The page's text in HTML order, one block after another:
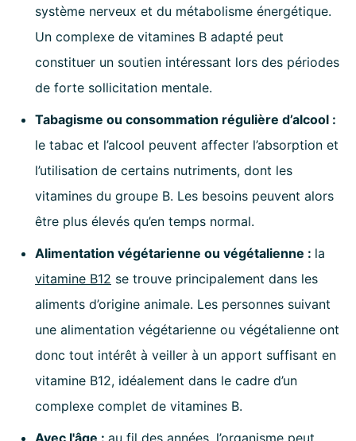
système nerveux et du métabolisme énergétique.
Un complexe de vitamines B adapté peut
constituer un soutien intéressant lors des périodes
de forte sollicitation mentale.
Tabagisme ou consommation régulière d’alcool :
le tabac et l’alcool peuvent affecter l’absorption et
l’utilisation de certains nutriments, dont les
vitamines du groupe B. Les besoins peuvent alors
être plus élevés qu’en temps normal.
Alimentation végétarienne ou végétalienne : la
vitamine B12 se trouve principalement dans les
aliments d’origine animale. Les personnes suivant
une alimentation végétarienne ou végétalienne ont
donc tout intérêt à veiller à un apport suffisant en
vitamine B12, idéalement dans le cadre d’un
complexe complet de vitamines B.
Avec l'âge : au fil des années, l’organisme peut